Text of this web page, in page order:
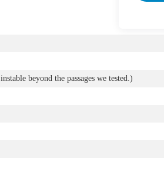
beyond the passages we tested.)